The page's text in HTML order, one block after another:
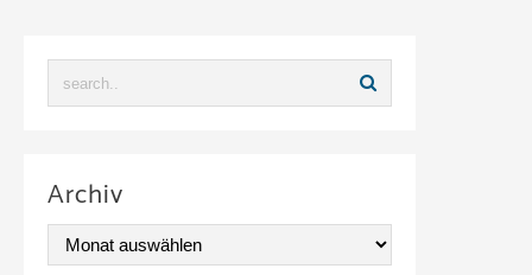
Archiv